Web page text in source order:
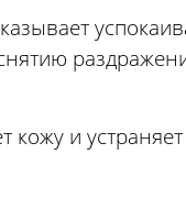
и устраняет